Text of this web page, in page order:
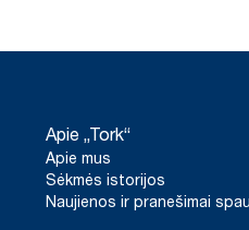
Apie „Tork“
Apie mus
Sėkmės istorijos
Naujienos ir pranešimai